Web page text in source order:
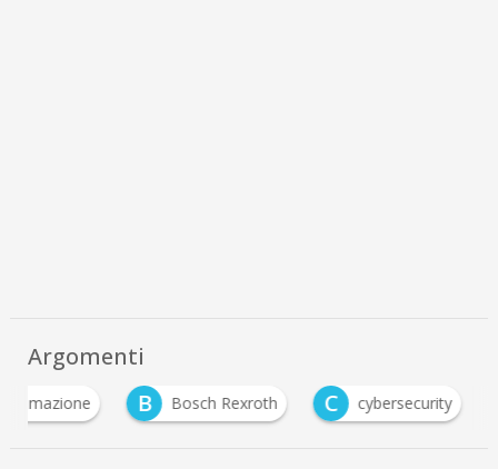
Argomenti
B Bosch Rexroth C cybersecurity